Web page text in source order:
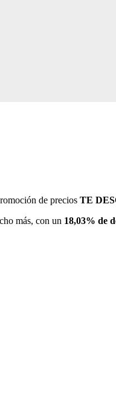
de precios TE
más, con un 18,03% de